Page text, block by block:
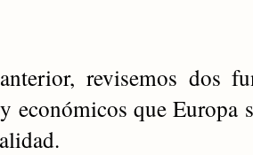
revisemos dos
económicos que Europa